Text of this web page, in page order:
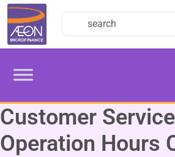
Customer
Operation Hours